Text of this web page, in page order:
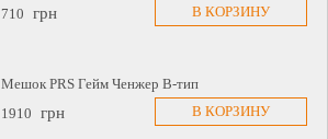
710 грн В КОРЗИНУ
Мешок PRS Гейм Ченжер В-тип
1910 грн В КОРЗИНУ